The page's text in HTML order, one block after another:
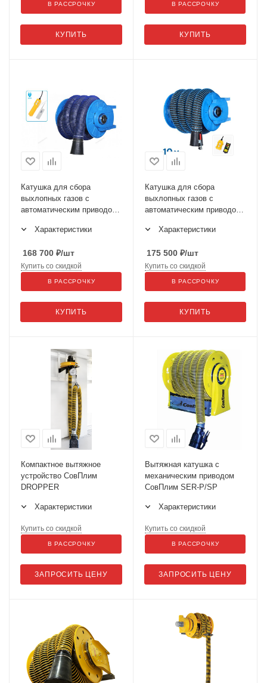
КУПИТЬ
В РАССРОЧКУ
КУПИТЬ
В РАССРОЧКУ
Катушка для сбора
выхлопных газов с
автоматическим приводом
мм и насадкой HRF8150E-
Характеристики
168 700 ₽/шт
КУПИТЬ
Купить со скидкой
В РАССРОЧКУ
Катушка для сбора
выхлопных газов с
автоматическим приводом
мм и насадкой HRF10150E-
Характеристики
175 500 ₽/шт
КУПИТЬ
Купить со скидкой
В РАССРОЧКУ
Компактное вытяжное
устройство СовПлим
DROPPER
Характеристики
ЗАПРОСИТЬ ЦЕНУ
Купить со скидкой
В РАССРОЧКУ
Вытяжная катушка с
механическим приводом
СовПлим SER-P/SP
Характеристики
ЗАПРОСИТЬ ЦЕНУ
Купить со скидкой
В РАССРОЧКУ